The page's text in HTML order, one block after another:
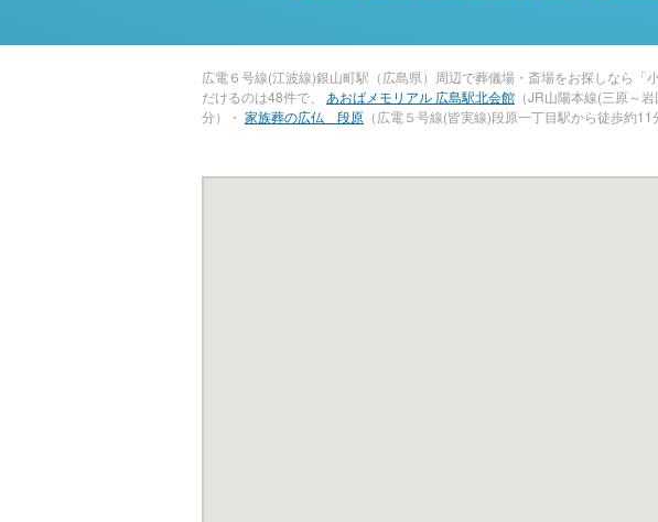
広電６号線(江波線)銀山町駅（広島県）周辺で葬儀場・斎場をお探しなら
だけるのは48件で、 あおばメモリアル 広島駅北会館 （JR山陽本線(三原～
分）・ 家族葬の広仏 段原 （広電５号線(皆実線)段原一丁目駅から徒歩約11